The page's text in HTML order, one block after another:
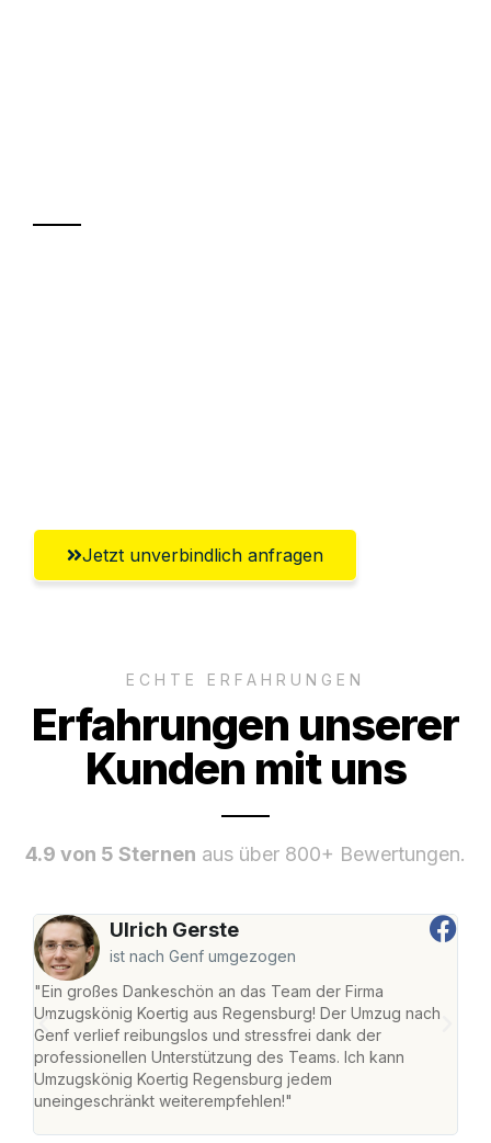
Jetzt unverbindlich anfragen
ECHTE ERFAHRUNGEN
Erfahrungen unserer
Kunden mit uns
4.9 von 5 Sternen aus über 800+ Bewertungen.
Ulrich Gerste
ist nach Genf umgezogen
"Ein großes Dankeschön an das Team der Firma
Umzugskönig Koertig aus Regensburg! Der Umzug nach
Genf verlief reibungslos und stressfrei dank der
professionellen Unterstützung des Teams. Ich kann
Umzugskönig Koertig Regensburg jedem
uneingeschränkt weiterempfehlen!"